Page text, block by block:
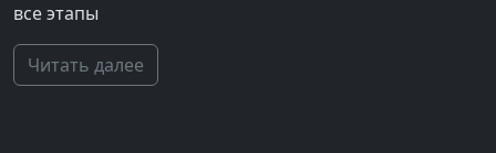
все этапы
Читать далее